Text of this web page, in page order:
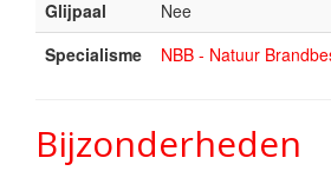
Glijpaal
Nee
Specialisme
NBB - Natuur
Bijzonderheden